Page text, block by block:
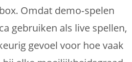
Omdat demo‑spelen
gebruiken als live spellen,
gevoel voor hoe vaak